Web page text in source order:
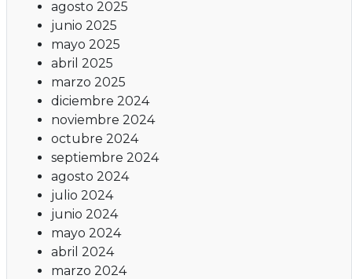
agosto 2025
junio 2025
mayo 2025
abril 2025
marzo 2025
diciembre 2024
noviembre 2024
octubre 2024
septiembre 2024
agosto 2024
julio 2024
junio 2024
mayo 2024
abril 2024
marzo 2024